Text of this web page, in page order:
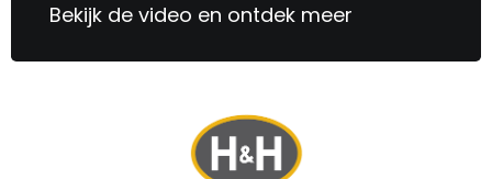
Bekijk de video en ontdek meer